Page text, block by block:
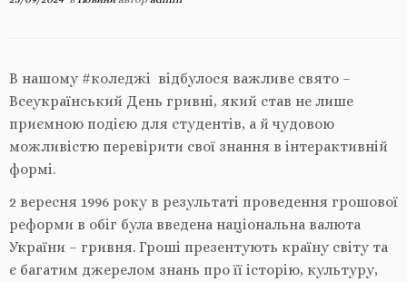
В нашому #коледжі відбулося важливе свято –
Всеукраїнський День гривні, який став не лише
приємною подією для студентів, а й чудовою
можливістю перевірити свої знання в інтерактивній
формі.
2 вересня 1996 року в результаті проведення грошової
реформи в обіг була введена національна валюта
України – гривня. Гроші презентують країну світу та
є багатим джерелом знань про її історію, культуру,